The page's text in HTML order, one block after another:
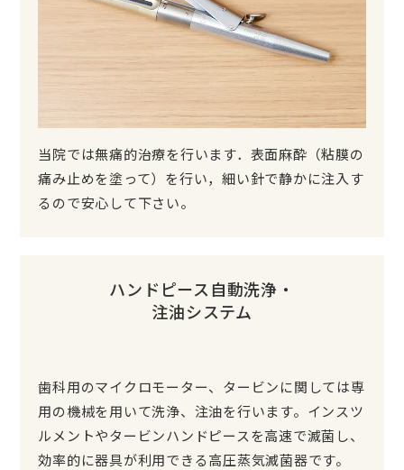
当院では無痛的治療を行います．表面麻酔（粘膜の
痛み止めを塗って）を行い，細い針で静かに注入す
るので安心して下さい。
ハンドピース自動洗浄・
注油システム
歯科用のマイクロモーター、タービンに関しては専
用の機械を用いて洗浄、注油を行います。インスツ
ルメントやタービンハンドピースを高速で滅菌し、
効率的に器具が利用できる高圧蒸気滅菌器です。